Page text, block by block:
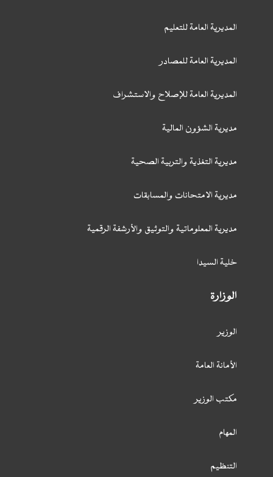
المديرية العامة للتعليم
المديرية العامة للمصادر
المديرية العامة للإصلاح والاستشراف
مديرية الشؤون المالية
مديرية التغذية والتربية الصحية
مديرية الامتحانات والمسابقات
مديرية المعلوماتية والتوثيق والأرشفة الرقمية
خلية السيدا
الوزارة
الوزير
الأمانة العامة
مكتب الوزير
المهام
التنظيم